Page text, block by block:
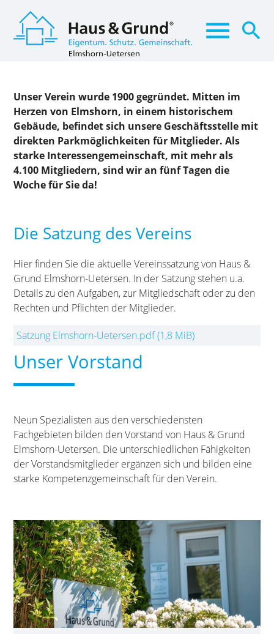
menu search
Suchbegriffe SUCHEN
Unser Verein wurde 1900 gegründet. Mitten im
Herzen von Elmshorn, in einem historischem
Gebäude, befindet sich unsere Geschäftsstelle mit
direkten Parkmöglichkeiten für Mitglieder. Als
starke Interessengemeinschaft, mit mehr als
4.100 Mitgliedern, sind wir an fünf Tagen die
Woche für Sie da!
Die Satzung des Vereins
Hier finden Sie die aktuelle Vereinssatzung von Haus &
Grund Elmshorn-Uetersen. In der Satzung stehen u.a.
Details zu den Aufgaben, zur Mitgliedschaft oder zu den
Rechten und Pflichten der Mitglieder.
Satzung Elmshorn-Uetersen.pdf(1,8 MiB)
Unser Vorstand
Neun Spezialisten aus den verschiedensten
Fachgebieten bilden den Vorstand von Haus & Grund
Elmshorn-Uetersen. Die unterschiedlichen Fähigkeiten
der Vorstandsmitglieder ergänzen sich und bilden eine
starke Kompetenzgemeinschaft für den Verein.